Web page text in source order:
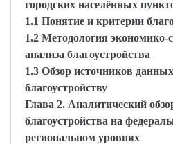
городских населённых
1.1 Понятие и критерии
1.2 Методология экономико-
анализа благоустройства
1.3 Обзор источников
благоустройству
Глава 2. Аналитический
благоустройства на
региональном уровнях